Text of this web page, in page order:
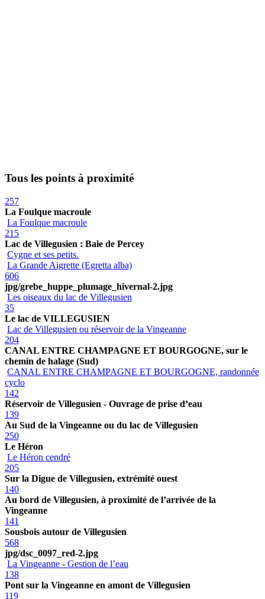
Tous les points à proximité
257
La Foulque macroule
La Foulque macroule
215
Lac de Villegusien : Baie de Percey
Cygne et ses petits.
La Grande Aigrette (Egretta alba)
606
jpg/grebe_huppe_plumage_hivernal-2.jpg
Les oiseaux du lac de Villegusien
35
Le lac de VILLEGUSIEN
Lac de Villegusien ou réservoir de la Vingeanne
204
CANAL ENTRE CHAMPAGNE ET BOURGOGNE, sur le
chemin de halage (Sud)
CANAL ENTRE CHAMPAGNE ET BOURGOGNE, randonnée
cyclo
142
Réservoir de Villegusien - Ouvrage de prise d’eau
139
Au Sud de la Vingeanne ou du lac de Villegusien
250
Le Héron
Le Héron cendré
205
Sur la Digue de Villegusien, extrémité ouest
140
Au bord de Villegusien, à proximité de l’arrivée de la
Vingeanne
141
Sousbois autour de Villegusien
568
jpg/dsc_0097_red-2.jpg
La Vingeanne - Gestion de l’eau
138
Pont sur la Vingeanne en amont de Villegusien
119